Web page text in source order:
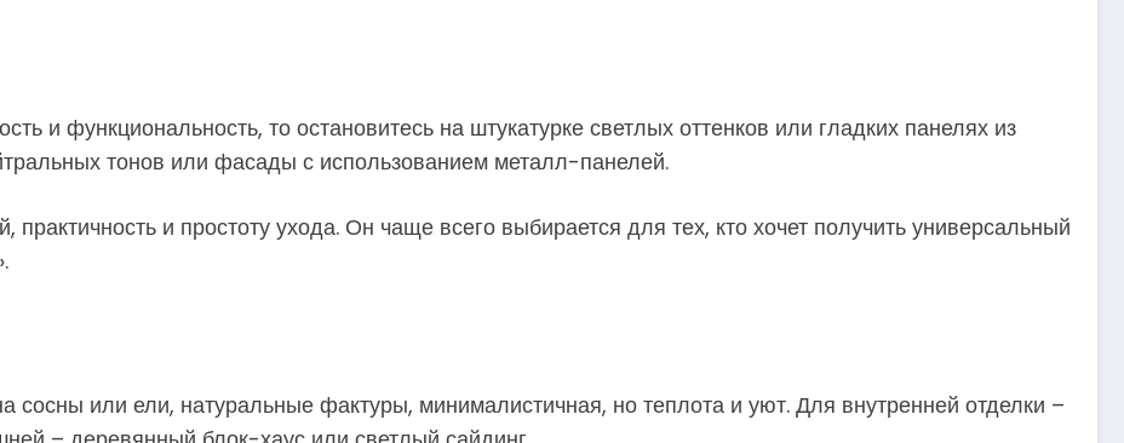
и функциональность, то остановитесь на штукатурке светлых оттенков или гладких панелях из
тонов или фасады с использованием металл-панелей.
практичность и простоту ухода. Он чаще всего выбирается для тех, кто хочет получить универсальный
сосны или ели, натуральные фактуры, минималистичная, но теплота и уют. Для внутренней отделки –